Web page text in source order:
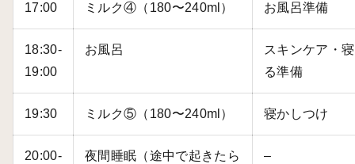
17:00 ミルク④（180〜240ml） お風呂準備
18:30-
19:00
お風呂
スキンケア・寝
る準備
19:30 ミルク⑤（180〜240ml） 寝かしつけ
20:00-
夜間睡眠（途中で起きたら
–